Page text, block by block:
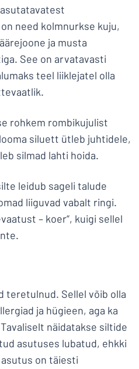
need kolmnurkse kuju,
ja musta
See on arvatavasti
teel liiklejatel olla
rohkem rombikujulist
siluett ütleb juhtidele,
silmad lahti hoida.
leidub sageli talude
liiguvad vabalt ringi.
– koer“, kuigi sellel
teretulnud. Sellel võib olla
ja hügieen, aga ka
näidatakse siltide
asutuses lubatud, ehkki
on täiesti